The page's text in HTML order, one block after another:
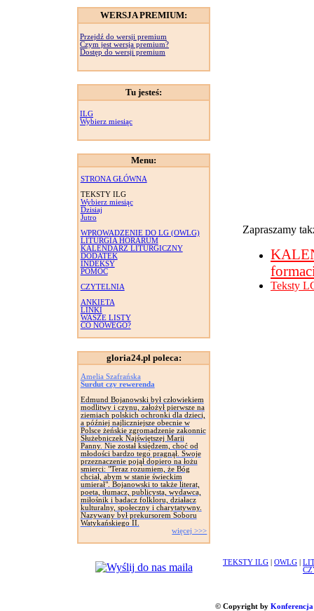
WERSJA PREMIUM:
Przejdź do wersji premium
Czym jest wersja premium?
Dostęp do wersji premium
Tu jesteś:
ILG
Wybierz miesiąc
Menu:
STRONA GŁÓWNA
TEKSTY ILG
Wybierz miesiąc
Dzisiaj
Jutro
WPROWADZENIE DO LG (OWLG)
LITURGIA HORARUM
KALENDARZ LITURGICZNY
DODATEK
INDEKSY
POMOC
CZYTELNIA
ANKIETA
LINKI
WASZE LISTY
CO NOWEGO?
gloria24.pl poleca:
Amelia Szafrańska
Surdut czy rewerenda
Edmund Bojanowski był człowiekiem
modlitwy i czynu, założył pierwsze na
ziemiach polskich ochronki dla dzieci,
a później najliczniejsze obecnie w
Polsce żeńskie zgromadzenie zakonnic
Służebniczek Najświętszej Marii
Panny. Nie został księdzem, choć od
młodości bardzo tego pragnął. Swoje
przeznaczenie pojął dopiero na łożu
smierci: "Teraz rozumiem, że Bóg
chciał, abym w stanie świeckim
umierał". Bojanowski to także literat,
poeta, tłumacz, publicysta, wydawca,
miłośnik i badacz folkloru, działacz
kulturalny, społeczny i charytatywny.
Nazywany był prekursorem Soboru
Watykańskiego II.
więcej >>>
Zapraszamy
Teksty
TEKSTY ILG OWLG
© Copyright by Konferencja